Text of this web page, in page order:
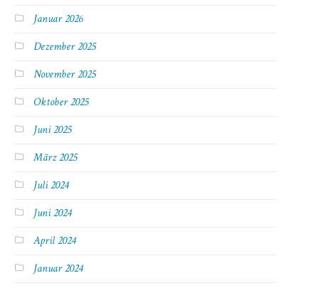
Januar 2026
Dezember 2025
November 2025
Oktober 2025
Juni 2025
März 2025
Juli 2024
Juni 2024
April 2024
Januar 2024